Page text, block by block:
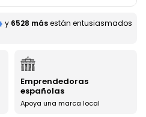
y 6528 másestán entusiasmados
Emprendedoras
españolas
Apoya una marca local